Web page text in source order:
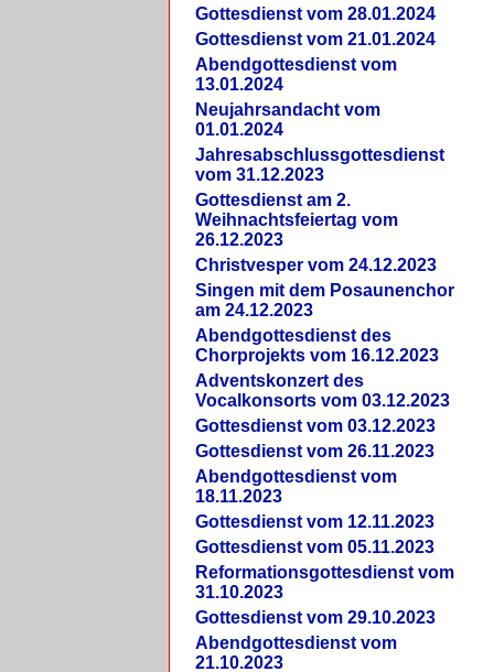
Gottesdienst vom 28.01.2024
Gottesdienst vom 21.01.2024
Abendgottesdienst vom
13.01.2024
Neujahrsandacht vom
01.01.2024
Jahresabschlussgottesdienst
vom 31.12.2023
Gottesdienst am 2.
Weihnachtsfeiertag vom
26.12.2023
Christvesper vom 24.12.2023
Singen mit dem Posaunenchor
am 24.12.2023
Abendgottesdienst des
Chorprojekts vom 16.12.2023
Adventskonzert des
Vocalkonsorts vom 03.12.2023
Gottesdienst vom 03.12.2023
Gottesdienst vom 26.11.2023
Abendgottesdienst vom
18.11.2023
Gottesdienst vom 12.11.2023
Gottesdienst vom 05.11.2023
Reformationsgottesdienst vom
31.10.2023
Gottesdienst vom 29.10.2023
Abendgottesdienst vom
21.10.2023